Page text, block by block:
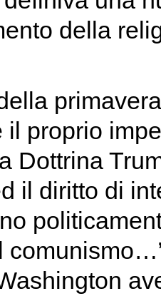
della
il proprio
Dottrina
il diritto di